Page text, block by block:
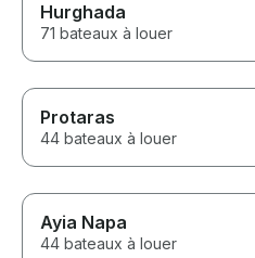
Hurghada
71 bateaux à louer
Protaras
44 bateaux à louer
Ayia Napa
44 bateaux à louer